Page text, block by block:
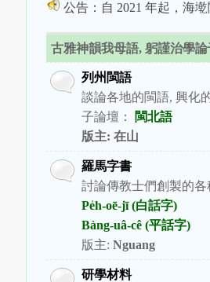
公告：自 2021 年起，海
古雅神韻我母語, 躬謹治學論
列州閩語
談論各地的閩語, 興化
子論壇：
閩北語
版主: 在山
羅馬字書
討論傳教士們創製的
Pe̍h-oē-jī (白話字)
Bàng-uâ-cê (平話字)
版主: Nguang
研學材料